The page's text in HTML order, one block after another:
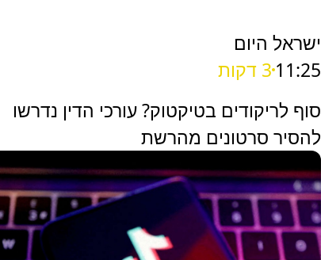
ישראל היום
11:25 3 דקות
סוף לריקודים בטיקטוק? עורכי הדין נדרשו
להסיר סרטונים מהרשת